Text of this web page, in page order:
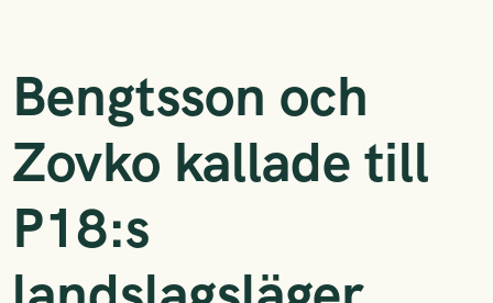
Bengtsson och
Zovko kallade till
P18:s